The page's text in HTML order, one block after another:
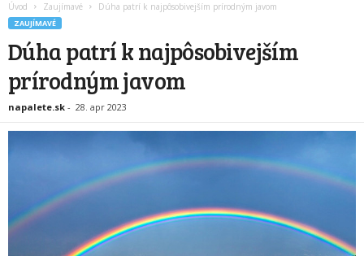
Úvod Zaujímavé Dúha patrí k najpôsobivejším prírodným javom
ZAUJÍMAVÉ
Dúha patrí k najpôsobivejším
prírodným javom
napalete.sk - 28. apr 2023